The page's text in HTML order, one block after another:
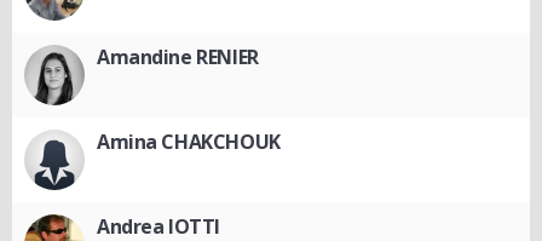
Amandine RENIER
Amina CHAKCHOUK
Andrea IOTTI